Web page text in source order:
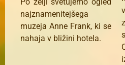
najznamenitejšega
muzeja Anne Frank, ki se
nahaja v bližini hotela.
v